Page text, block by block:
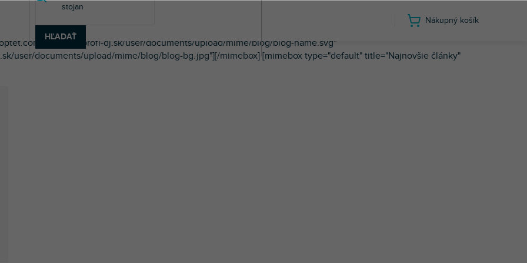
HĽADAŤ
Nákupný košík
nájdeš informácie o nových produktoch na trhu, novinky zo sveta DJ a ďalšie zaujímavosti každý týždeň."
usr/www.profi-dj.sk/user/documents/upload/mime/blog/blog-name.svg"
user/documents/upload/mime/blog/blog-bg.jpg"][/mimebox] [mimebox type="default" title="Najnovšie články"